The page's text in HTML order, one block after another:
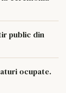
public din
ocupate.